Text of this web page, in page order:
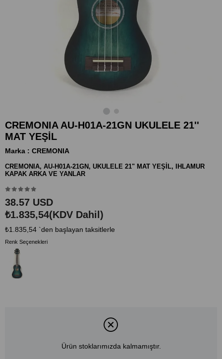
CREMONIA AU-H01A-21GN UKULELE 21''
MAT YEŞİL
Marka : CREMONIA
CREMONIA, AU-H01A-21GN, UKULELE 21" MAT YEŞİL, IHLAMUR
KAPAK ARKA VE YANLAR
38.57 USD
₺1.835,54(KDV Dahil)
₺1.835,54 `den başlayan taksitlerle
Renk Seçenekleri
Ürün stoklarımızda kalmamıştır.